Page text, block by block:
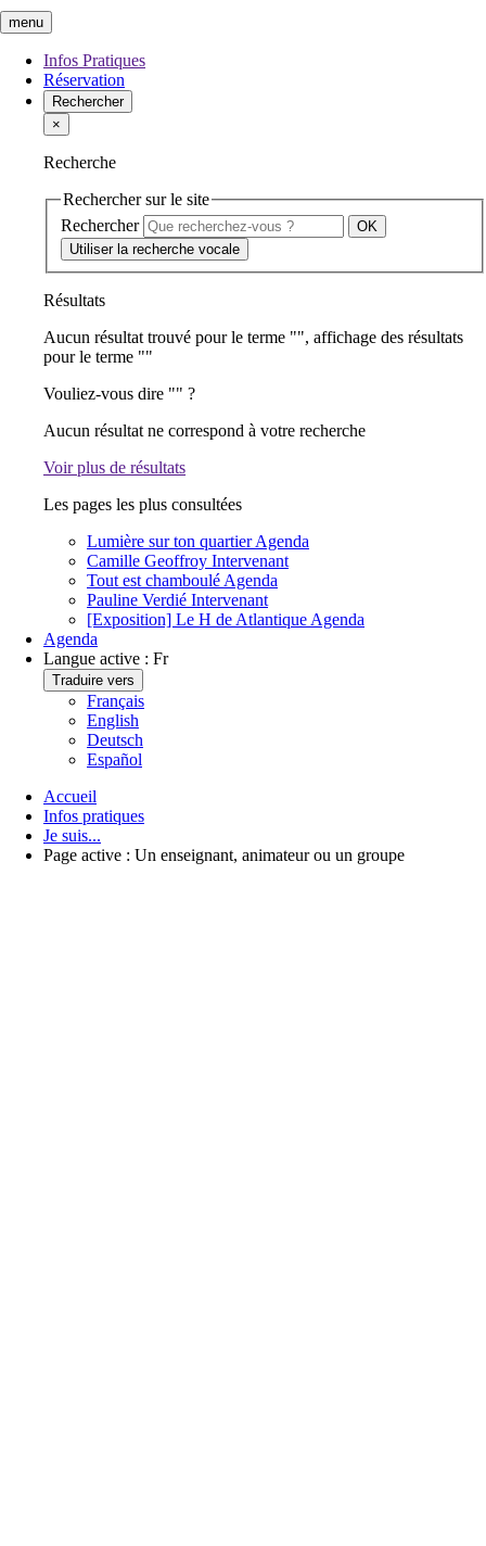
menu
Infos Pratiques
Réservation
Rechercher
×
Recherche
Rechercher sur le site
Rechercher
Utiliser la recherche vocale
Résultats
Aucun résultat trouvé pour le terme "", affichage des résultats
pour le terme ""
Vouliez-vous dire "" ?
Aucun résultat ne correspond à votre recherche
Voir plus de résultats
Les pages les plus consultées
Lumière sur ton quartier Agenda
Camille Geoffroy Intervenant
Tout est chamboulé Agenda
Pauline Verdié Intervenant
[Exposition] Le H de Atlantique Agenda
Agenda
Langue active : Fr
Traduire vers
Français
English
Deutsch
Español
Accueil
Infos pratiques
Je suis...
Page active : Un enseignant, animateur ou un groupe